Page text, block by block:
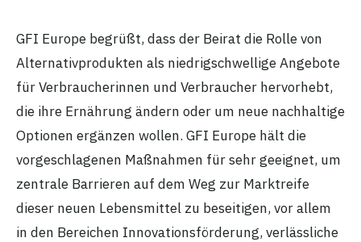
GFI Europe begrüßt, dass der Beirat die Rolle von
Alternativprodukten als niedrigschwellige Angebote
für Verbraucherinnen und Verbraucher hervorhebt,
die ihre Ernährung ändern oder um neue nachhaltige
Optionen ergänzen wollen. GFI Europe hält die
vorgeschlagenen Maßnahmen für sehr geeignet, um
zentrale Barrieren auf dem Weg zur Marktreife
dieser neuen Lebensmittel zu beseitigen, vor allem
in den Bereichen Innovationsförderung, verlässliche